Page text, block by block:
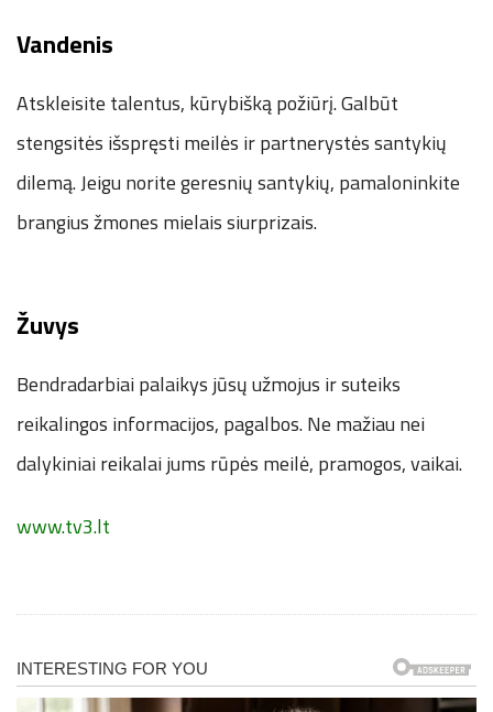
Vandenis
Atskleisite talentus, kūrybišką požiūrį. Galbūt
stengsitės išspręsti meilės ir partnerystės santykių
dilemą. Jeigu norite geresnių santykių, pamaloninkite
brangius žmones mielais siurprizais.
Žuvys
Bendradarbiai palaikys jūsų užmojus ir suteiks
reikalingos informacijos, pagalbos. Ne mažiau nei
dalykiniai reikalai jums rūpės meilė, pramogos, vaikai.
www.tv3.lt